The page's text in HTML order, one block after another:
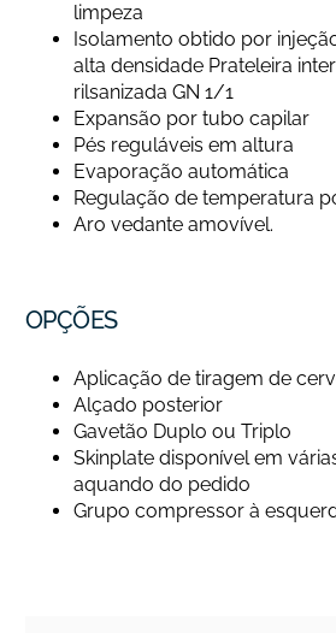
limpeza
Isolamento obtido por
alta densidade Prateleira
rilsanizada GN 1/1
Expansão por tubo capilar
Pés reguláveis em altura
Evaporação automática
Regulação de temperatura
Aro vedante amovível.
OPÇÕES
Aplicação de tiragem de
Alçado posterior
Gavetão Duplo ou Triplo
Skinplate disponível em
aquando do pedido
Grupo compressor à